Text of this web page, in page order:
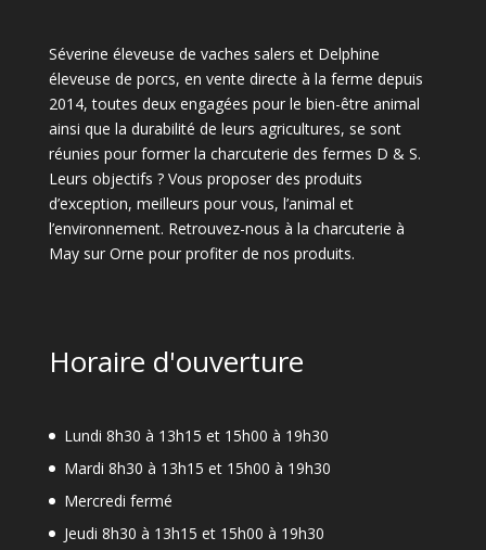
Séverine éleveuse de vaches salers et Delphine
éleveuse de porcs, en vente directe à la ferme depuis
2014, toutes deux engagées pour le bien-être animal
ainsi que la durabilité de leurs agricultures, se sont
réunies pour former la charcuterie des fermes D & S.
Leurs objectifs ? Vous proposer des produits
d’exception, meilleurs pour vous, l’animal et
l’environnement. Retrouvez-nous à la charcuterie à
May sur Orne pour profiter de nos produits.
Horaire d'ouverture
Lundi 8h30 à 13h15 et 15h00 à 19h30
Mardi 8h30 à 13h15 et 15h00 à 19h30
Mercredi fermé
Jeudi 8h30 à 13h15 et 15h00 à 19h30